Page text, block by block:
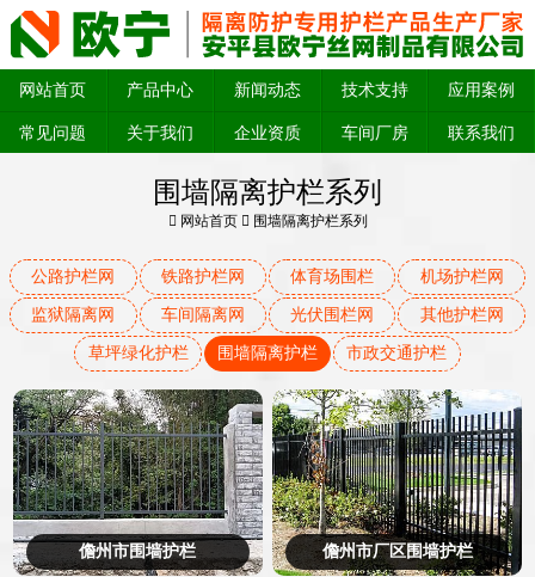
网站首页 产品中心 新闻动态 技术支持 应用案例
常见问题 关于我们 企业资质 车间厂房 联系我们
围墙隔离护栏系列
网站首页 围墙隔离护栏系列
公路护栏网 铁路护栏网 体育场围栏 机场护栏网
监狱隔离网 车间隔离网 光伏围栏网 其他护栏网
草坪绿化护栏 围墙隔离护栏 市政交通护栏
儋州市围墙护栏 儋州市厂区围墙护栏